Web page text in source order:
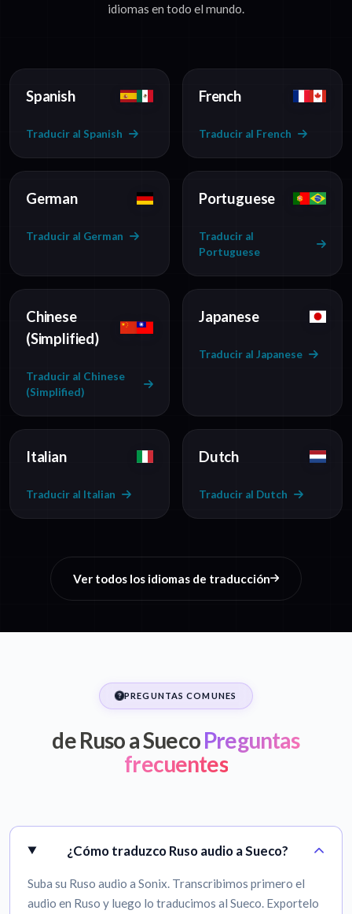
idiomas en todo el mundo.
Spanish
Traducir al Spanish
French
Traducir al French
German
Traducir al German
Portuguese
Traducir al
Portuguese
Chinese
(Simplified)
Traducir al Chinese
(Simplified)
Japanese
Traducir al Japanese
Italian
Traducir al Italian
Dutch
Traducir al Dutch
Ver todos los idiomas de traducción
PREGUNTAS COMUNES
de Ruso a SuecoPreguntas
frecuentes
¿Cómo traduzco Ruso audio a Sueco?
Suba su Ruso audio a Sonix. Transcribimos primero el
audio en Ruso y luego lo traducimos al Sueco. Exportelo